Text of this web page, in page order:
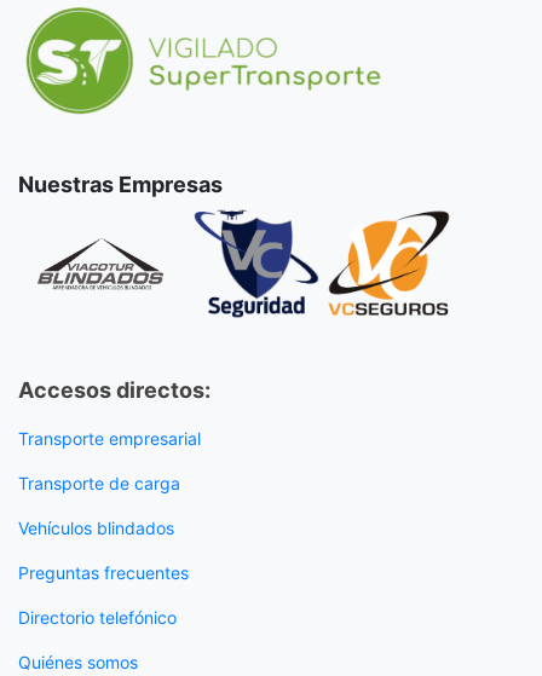
Nuestras Empresas
Accesos directos:
Transporte empresarial
Transporte de carga
Vehículos blindados
Preguntas frecuentes
Directorio telefónico
Quiénes somos